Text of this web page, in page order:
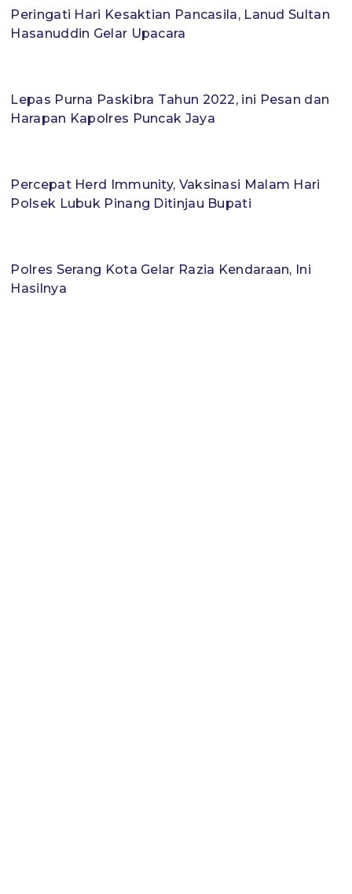
Peringati Hari Kesaktian Pancasila, Lanud Sultan
Hasanuddin Gelar Upacara
Lepas Purna Paskibra Tahun 2022, ini Pesan dan
Harapan Kapolres Puncak Jaya
Percepat Herd Immunity, Vaksinasi Malam Hari
Polsek Lubuk Pinang Ditinjau Bupati
Polres Serang Kota Gelar Razia Kendaraan, Ini
Hasilnya